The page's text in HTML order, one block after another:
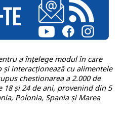
a înțelege modul în care
interacționează cu alimentele
chestionarea a 2.000 de
și 24 de ani, provenind din 5
Polonia, Spania și Marea